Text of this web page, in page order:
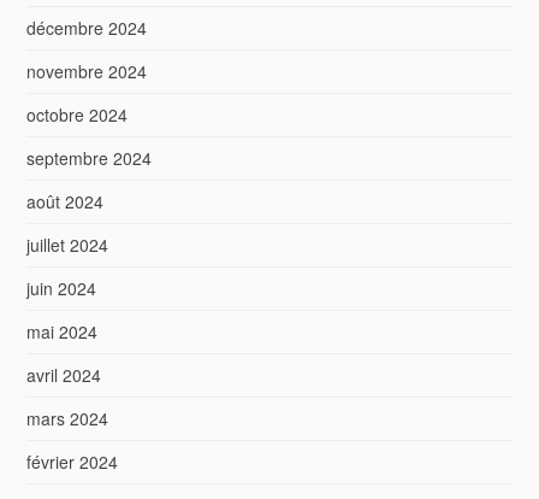
décembre 2024
novembre 2024
octobre 2024
septembre 2024
août 2024
juillet 2024
juin 2024
mai 2024
avril 2024
mars 2024
février 2024